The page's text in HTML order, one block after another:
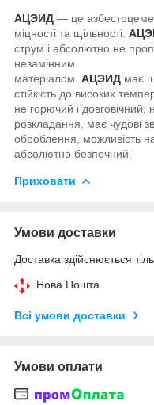
АЦЭИД — це
міцності та щільності.
струм і абсолютно не
незамінним
матеріалом. АЦЭИД має
стійкість до високих
не горючий і довговічний,
розкладання, має чудові
оброблення, можливість
абсолютно безпечний.
Приховати
Умови доставки
Доставка здійснюється
Нова Пошта
Всі умови доставки
Умови оплати